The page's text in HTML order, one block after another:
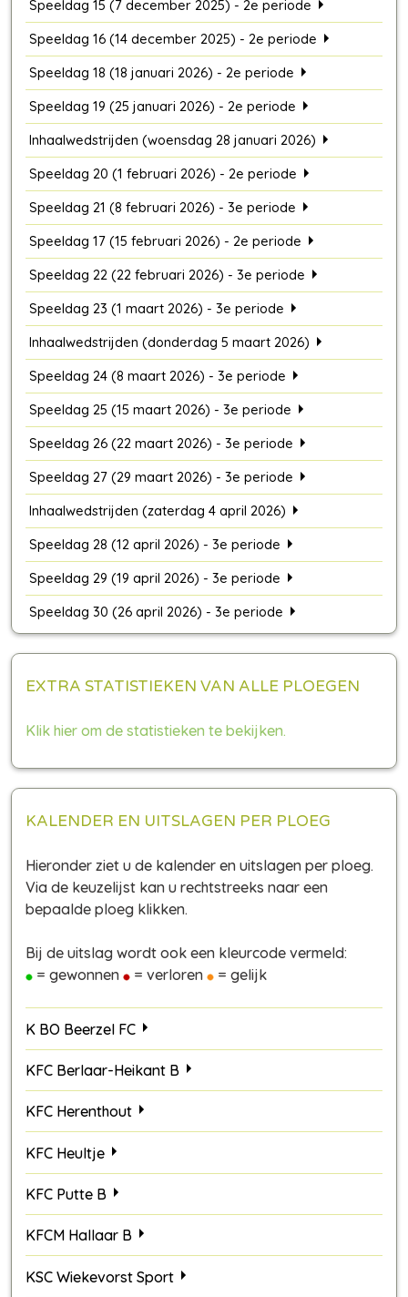
Speeldag 15 (7 december 2025) - 2e periode
Speeldag 16 (14 december 2025) - 2e periode
Speeldag 18 (18 januari 2026) - 2e periode
Speeldag 19 (25 januari 2026) - 2e periode
Inhaalwedstrijden (woensdag 28 januari 2026)
Speeldag 20 (1 februari 2026) - 2e periode
Speeldag 21 (8 februari 2026) - 3e periode
Speeldag 17 (15 februari 2026) - 2e periode
Speeldag 22 (22 februari 2026) - 3e periode
Speeldag 23 (1 maart 2026) - 3e periode
Inhaalwedstrijden (donderdag 5 maart 2026)
Speeldag 24 (8 maart 2026) - 3e periode
Speeldag 25 (15 maart 2026) - 3e periode
Speeldag 26 (22 maart 2026) - 3e periode
Speeldag 27 (29 maart 2026) - 3e periode
Inhaalwedstrijden (zaterdag 4 april 2026)
Speeldag 28 (12 april 2026) - 3e periode
Speeldag 29 (19 april 2026) - 3e periode
Speeldag 30 (26 april 2026) - 3e periode
EXTRA STATISTIEKEN VAN ALLE PLOEGEN
Klik hier om de statistieken te bekijken.
KALENDER EN UITSLAGEN PER PLOEG
Hieronder ziet u de kalender en uitslagen per ploeg.
Via de keuzelijst kan u rechtstreeks naar een
bepaalde ploeg klikken.
Bij de uitslag wordt ook een kleurcode vermeld:
= gewonnen
= verloren = gelijk
K BO Beerzel FC
KFC Berlaar-Heikant B
KFC Herenthout
KFC Heultje
KFC Putte B
KFCM Hallaar B
KSC Wiekevorst Sport